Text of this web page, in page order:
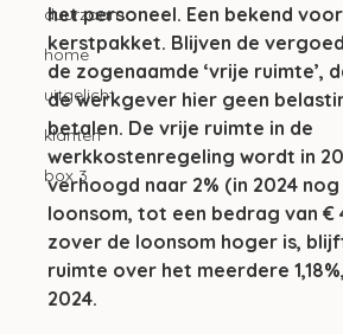
duurzaam
home
uitgelicht
klanten
box 3
het personeel. Een bekend
kerstpakket. Blijven de
de zogenaamde ‘vrije ruimte’,
de werkgever hier geen
betalen. De vrije ruimte in de
werkkostenregeling wordt in
verhoogd naar 2% (in 2024 nog
loonsom, tot een bedrag van
zover de loonsom hoger is,
ruimte over het meerdere
2024.